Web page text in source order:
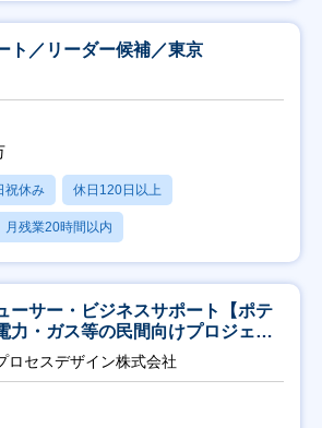
ト／リーダー候補／東京
祝休み 休日120日以上
月残業20時間以内
ーサー・ビジネスサポート【ポテ
力・ガス等の民間向けプロジェク
ロセスデザイン株式会社